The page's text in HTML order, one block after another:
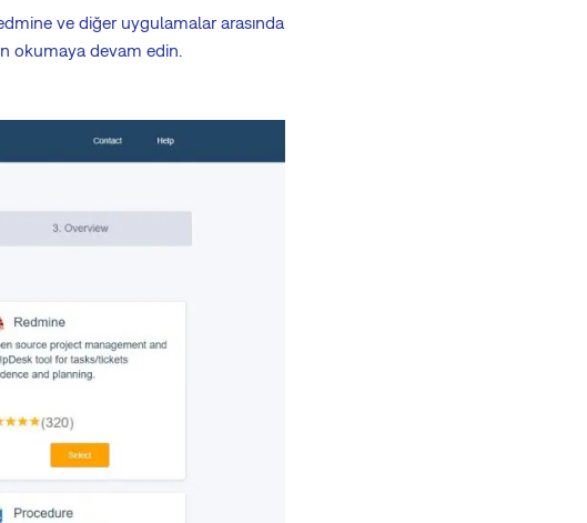
ve diğer uygulamalar arasında
okumaya devam edin.